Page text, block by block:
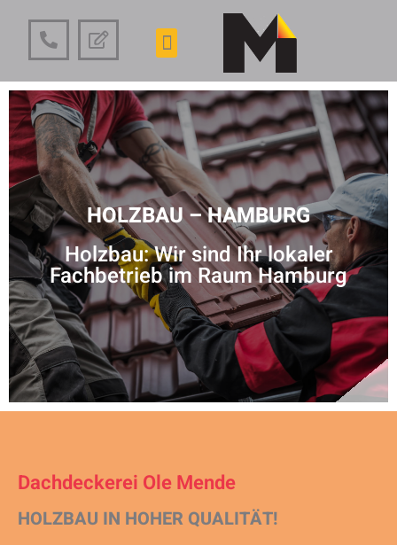
HOLZBAU – HAMBURG
Holzbau: Wir sind Ihr lokaler
Fachbetrieb im Raum Hamburg
Dachdeckerei Ole Mende
HOLZBAU IN HOHER QUALITÄT!